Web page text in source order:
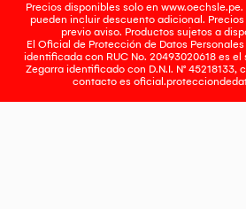
Precios disponibles solo en
pueden incluir descuento adicional.
previo aviso. Productos sujetos a
El Oficial de Protección de Datos
identificada con RUC No. 20493020618 es el
Zegarra identificado con D.N.I. N°
contacto es